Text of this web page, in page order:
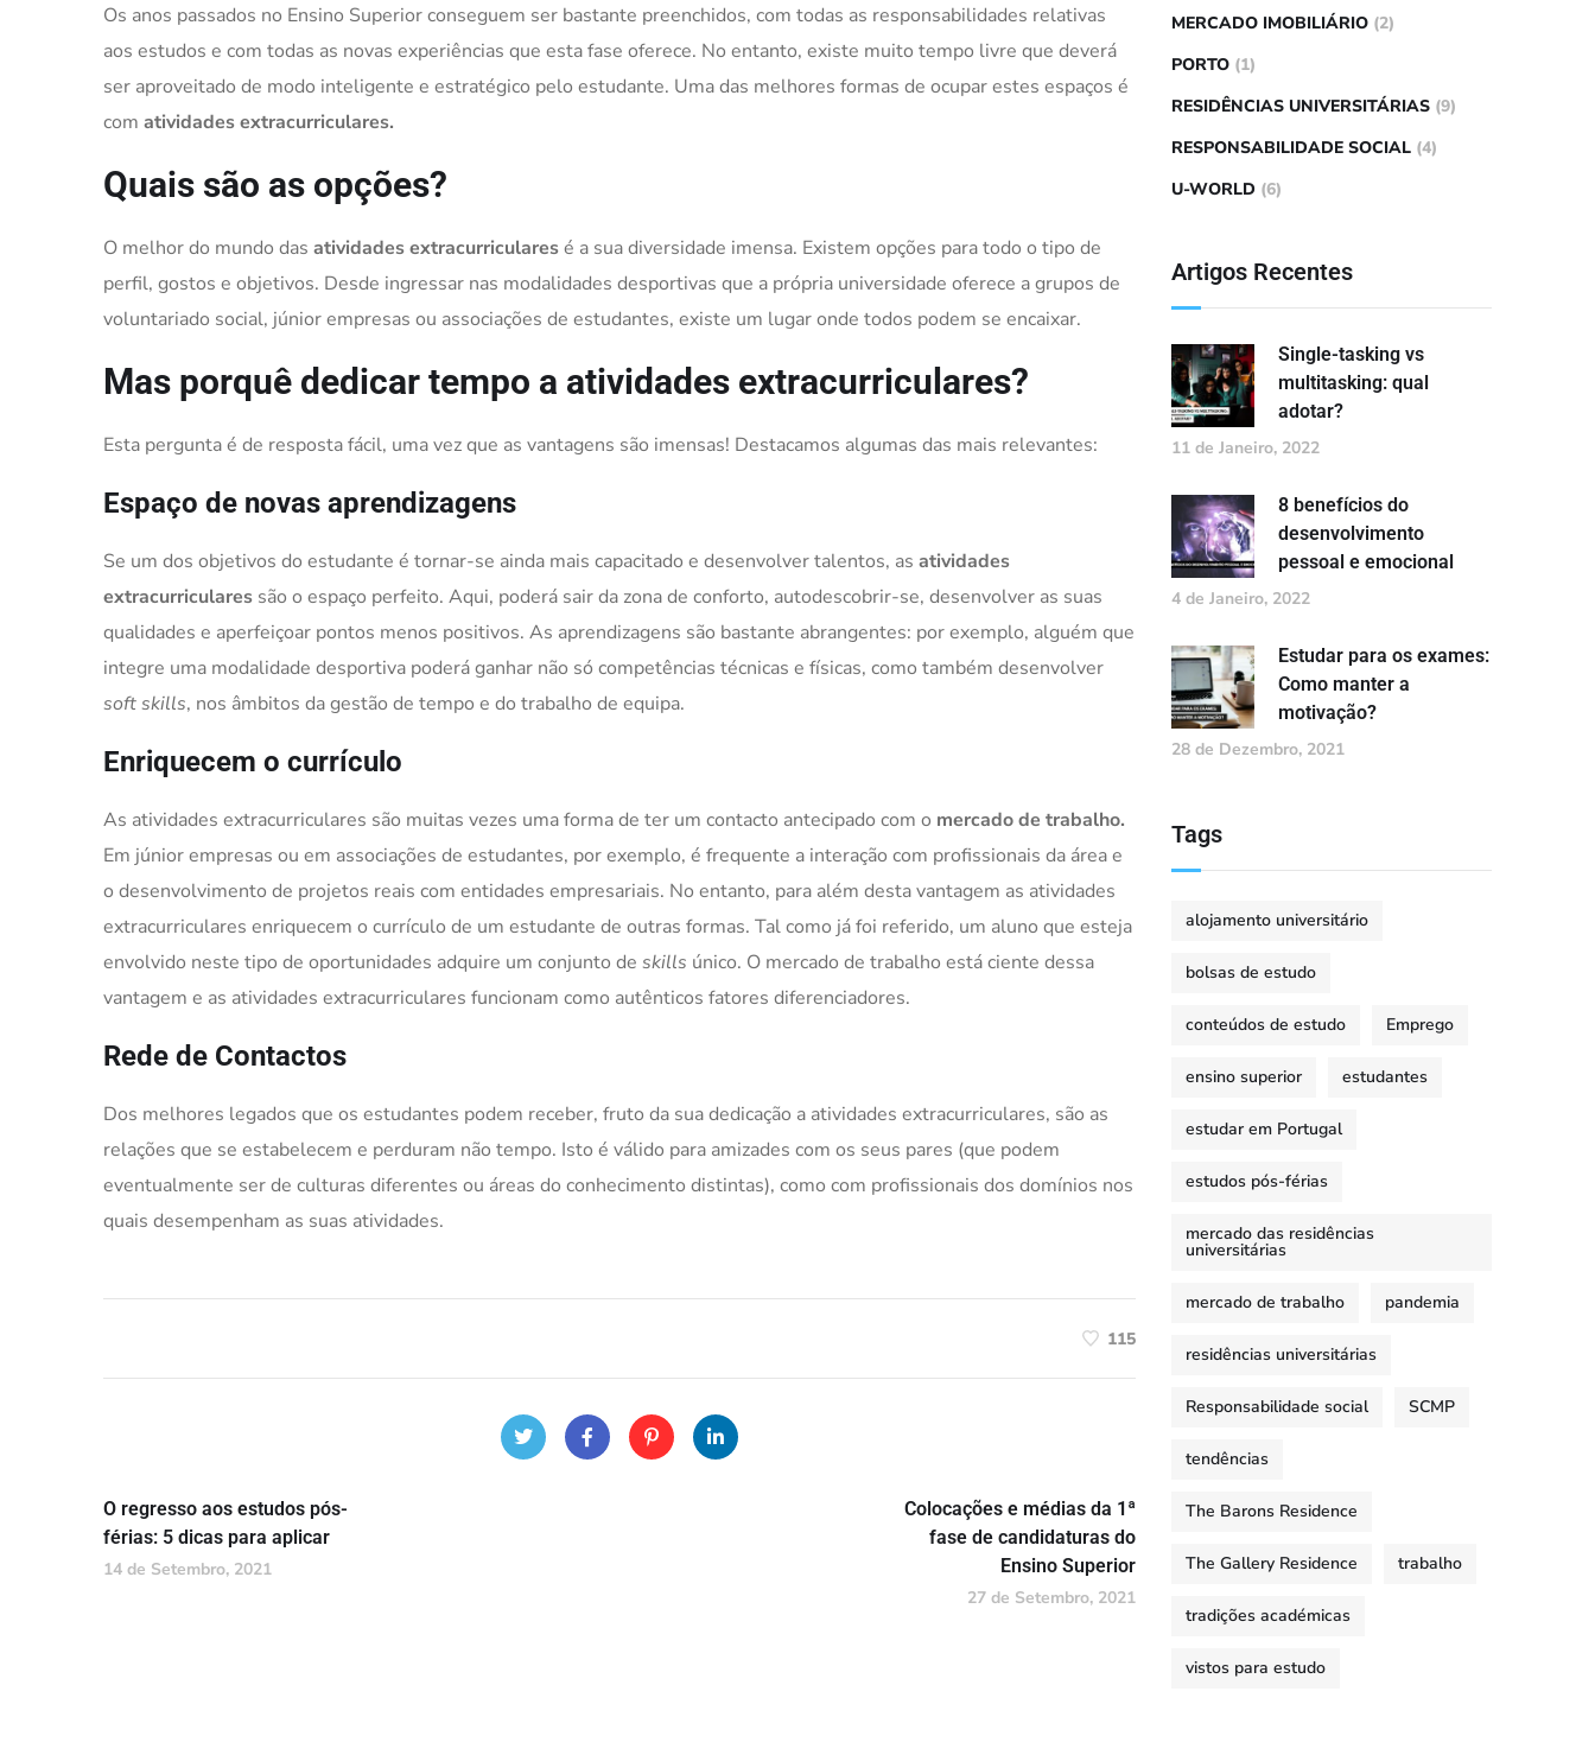
Os anos passados no Ensino Superior conseguem ser bastante preenchidos, com todas as responsabilidades relativas
aos estudos e com todas as novas experiências que esta fase oferece. No entanto, existe muito tempo livre que deverá
ser aproveitado de modo inteligente e estratégico pelo estudante. Uma das melhores formas de ocupar estes espaços é
com atividades extracurriculares.
Quais são as opções?
O melhor do mundo das atividades extracurricularesé a sua diversidade imensa. Existem opções para todo o tipo de
perfil, gostos e objetivos. Desde ingressar nas modalidades desportivas que a própria universidade oferece a grupos de
voluntariado social, júnior empresas ou associações de estudantes, existe um lugar onde todos podem se encaixar.
Mas porquê dedicar tempo a atividades extracurriculares?
Esta pergunta é de resposta fácil, uma vez que as vantagens são imensas! Destacamos algumas das mais relevantes:
Espaço de novas aprendizagens
Se um dos objetivos do estudante é tornar-se ainda mais capacitado e desenvolver talentos, as atividades
extracurriculares são o espaço perfeito. Aqui, poderá sair da zona de conforto, autodescobrir-se, desenvolver as suas
qualidades e aperfeiçoar pontos menos positivos. As aprendizagens são bastante abrangentes: por exemplo, alguém que
integre uma modalidade desportiva poderá ganhar não só competências técnicas e físicas, como também desenvolver
soft skills, nos âmbitos da gestão de tempo e do trabalho de equipa.
Enriquecem o currículo
As atividades extracurriculares são muitas vezes uma forma de ter um contacto antecipado com o mercado de trabalho.
Em júnior empresas ou em associações de estudantes, por exemplo, é frequente a interação com profissionais da área e
o desenvolvimento de projetos reais com entidades empresariais. No entanto, para além desta vantagem as atividades
extracurriculares enriquecem o currículo de um estudante de outras formas. Tal como já foi referido, um aluno que esteja
envolvido neste tipo de oportunidades adquire um conjunto de skills único. O mercado de trabalho está ciente dessa
vantagem e as atividades extracurriculares funcionam como autênticos fatores diferenciadores.
Rede de Contactos
Dos melhores legados que os estudantes podem receber, fruto da sua dedicação a atividades extracurriculares, são as
relações que se estabelecem e perduram não tempo. Isto é válido para amizades com os seus pares (que podem
eventualmente ser de culturas diferentes ou áreas do conhecimento distintas), como com profissionais dos domínios nos
quais desempenham as suas atividades.
115
O regresso aos estudos pós-
férias: 5 dicas para aplicar
14 de Setembro, 2021
Colocações e médias da 1ª
fase de candidaturas do
Ensino Superior
27 de Setembro, 2021
MERCADO IMOBILIÁRIO (2)
PORTO (1)
RESIDÊNCIAS UNIVERSITÁRIAS (9)
RESPONSABILIDADE SOCIAL (4)
U-WORLD (6)
Artigos Recentes
Single-tasking vs
multitasking: qual
adotar?
11 de Janeiro, 2022
8 benefícios do
desenvolvimento
pessoal e emocional
4 de Janeiro, 2022
Estudar para os exames:
Como manter a
motivação?
28 de Dezembro, 2021
Tags
alojamento universitário
bolsas de estudo
conteúdos de estudo Emprego
ensino superior estudantes
estudar em Portugal
estudos pós-férias
mercado das residências
universitárias
mercado de trabalho pandemia
residências universitárias
Responsabilidade social SCMP
tendências
The Barons Residence
The Gallery Residence trabalho
tradições académicas
vistos para estudo